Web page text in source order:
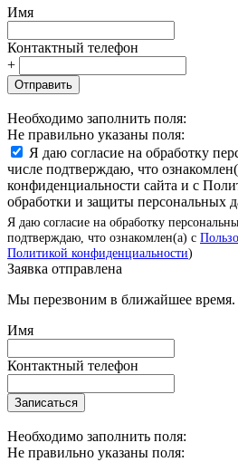
Имя
Контактный телефон
+
Отправить
Необходимо заполнить поля:
Не правильно указаны поля:
Я даю согласие на обработку
числе подтверждаю, что
конфиденциальности сайта и с
обработки и защиты персональных
Я даю согласие на обработку
подтверждаю, что ознакомлен(а) с
Политикой конфиденциальности)
Заявка отправлена
Мы перезвоним в ближайшее время.
Имя
Контактный телефон
Записаться
Необходимо заполнить поля:
Не правильно указаны поля: